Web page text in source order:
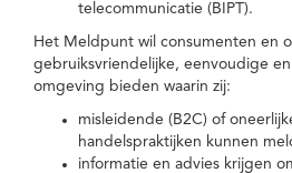
telecommunicatie (BIPT).
Het Meldpunt wil consumenten en
gebruiksvriendelijke, eenvoudige
omgeving bieden waarin zij:
misleidende (B2C) of
handelspraktijken kunnen
informatie en advies krijgen